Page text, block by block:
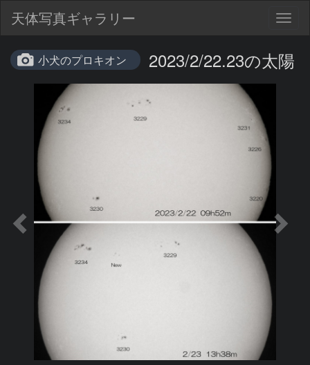
天体写真ギャラリー
小犬のプロキオン 2023/2/22.23の太陽